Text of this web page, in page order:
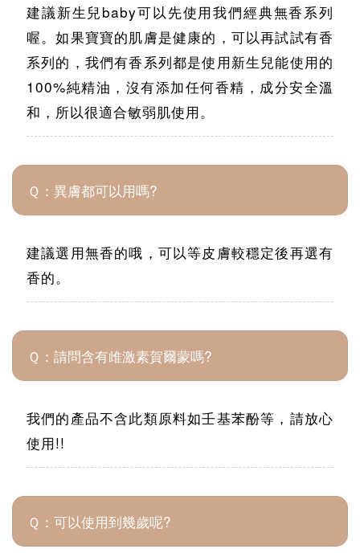
建議新生兒baby可以先使用我們經典無香系列
喔。如果寶寶的肌膚是健康的，可以再試試有香
系列的，我們有香系列都是使用新生兒能使用的
100%純精油，沒有添加任何香精，成分安全溫
和，所以很適合敏弱肌使用。
Ｑ：異膚都可以用嗎?
建議選用無香的哦，可以等皮膚較穩定後再選有
香的。
Ｑ：請問含有䧳激素賀爾蒙嗎?
我們的產品不含此類原料如壬基苯酚等，請放心
使用!!
Ｑ：可以使用到幾歲呢?